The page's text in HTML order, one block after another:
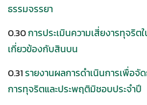
ธรรมจรรยา
0.30การประเมินความเสี่ยงารทุจริต
เกี่ยวข้องกับสินบน
0.31รายงานผลการดำเนินการเพื่อจั
การทุจริตและประพฤติมิชอบประจำปี